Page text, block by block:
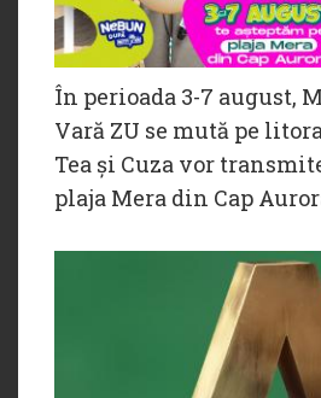
În perioada 3-7 august,
Vară ZU se mută pe
Tea și Cuza vor
plaja Mera din Cap